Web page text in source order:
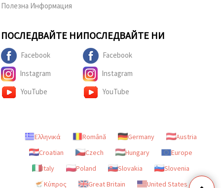
Полезна Информация
ПОСЛЕДВАЙТЕ НИ
Facebook
Instagram
YouTube
ПОСЛЕДВАЙТЕ НИ
Facebook
Instagram
YouTube
Ελληνικά Română Germany
Austria
Croatian
Czech Hungary
Europe
Italy
Poland Slovakia
Slovenia
Κύπρος
Great Britain United States